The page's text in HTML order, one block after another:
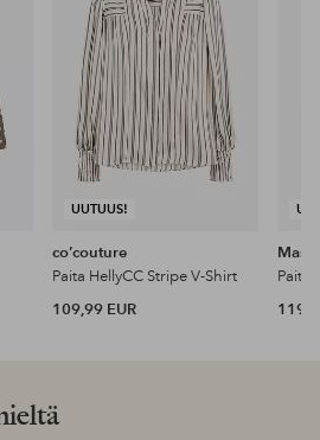
UUTUUS!
co’couture
Paita HellyCC Stripe V-Shirt
109,99 EUR
Masai
Paita
119